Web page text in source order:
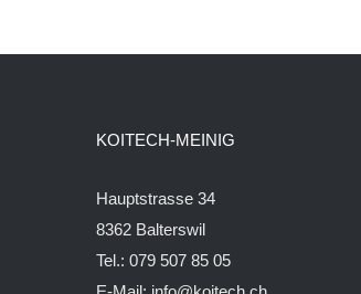
KOITECH-MEINIG
Hauptstrasse 34
8362 Balterswil
Tel.: 079 507 85 05